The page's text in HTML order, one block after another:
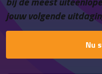
jouw volgende
Nu